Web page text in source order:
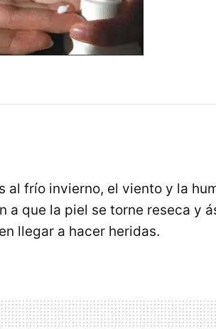
al frío invierno, el viento y la
que la piel se torne reseca y
llegar a hacer heridas.